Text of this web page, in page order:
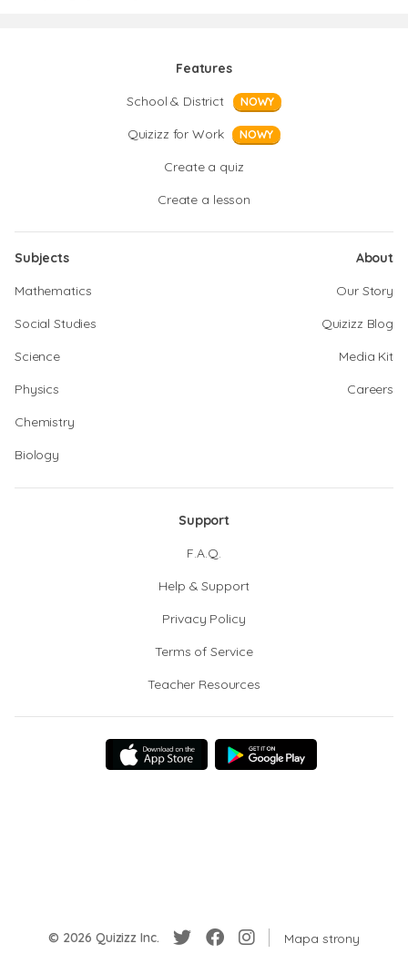
Features
School & District
NOWY
Quizizz for Work NOWY
Create a quiz
Create a lesson
Subjects
Mathematics
Social Studies
Science
Physics
Chemistry
Biology
About
Our Story
Quizizz Blog
Media Kit
Careers
Support
F.A.Q.
Help & Support
Privacy Policy
Terms of Service
Teacher Resources
© 2026 Quizizz Inc. Mapa strony